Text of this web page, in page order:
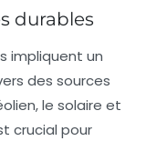
durables
impliquent un
des sources
le solaire et
crucial pour